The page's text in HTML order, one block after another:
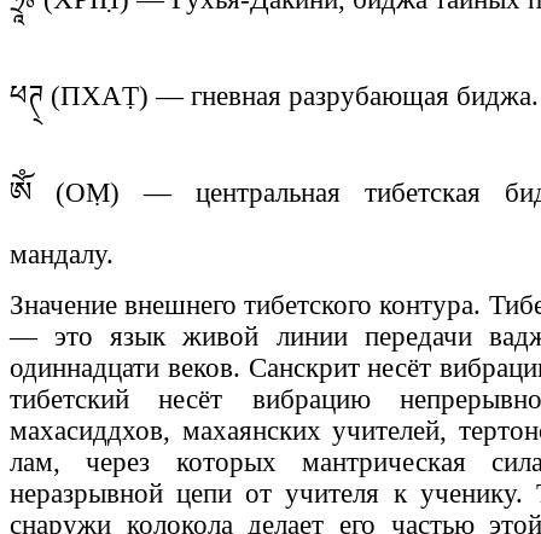
ཕཊ྄ (ПХАṬ) — гневная разрубающая биджа.
ༀ (ОṂ) — центральная тибетская
мандалу.
Значение внешнего тибетского контура.
— это язык живой линии передачи
одиннадцати веков. Санскрит несёт
тибетский несёт вибрацию
махасиддхов, махаянских учителей,
лам, через которых мантрическая
неразрывной цепи от учителя к ученику.
снаружи колокола делает его частью